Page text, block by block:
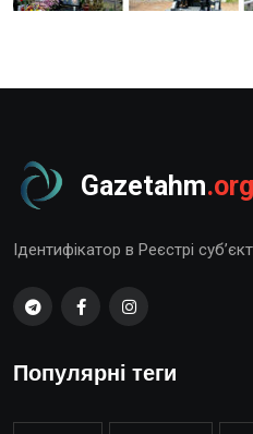
Gazetahm.org
Ідентифікатор в Реєстрі
Популярні теги